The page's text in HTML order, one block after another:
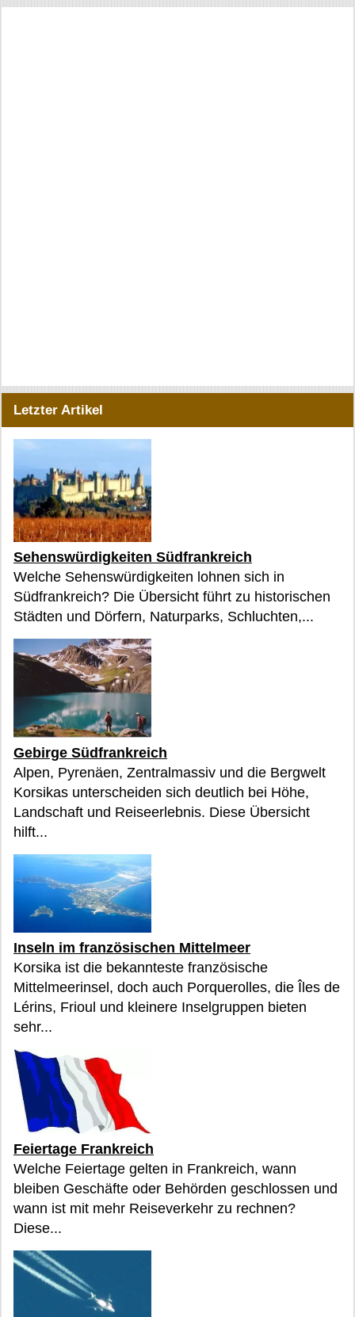
Letzter Artikel
Sehenswürdigkeiten Südfrankreich
Welche Sehenswürdigkeiten lohnen sich in
Südfrankreich? Die Übersicht führt zu historischen
Städten und Dörfern, Naturparks, Schluchten,...
Gebirge Südfrankreich
Alpen, Pyrenäen, Zentralmassiv und die Bergwelt
Korsikas unterscheiden sich deutlich bei Höhe,
Landschaft und Reiseerlebnis. Diese Übersicht
hilft...
Inseln im französischen Mittelmeer
Korsika ist die bekannteste französische
Mittelmeerinsel, doch auch Porquerolles, die Îles de
Lérins, Frioul und kleinere Inselgruppen bieten
sehr...
Feiertage Frankreich
Welche Feiertage gelten in Frankreich, wann
bleiben Geschäfte oder Behörden geschlossen und
wann ist mit mehr Reiseverkehr zu rechnen?
Diese...